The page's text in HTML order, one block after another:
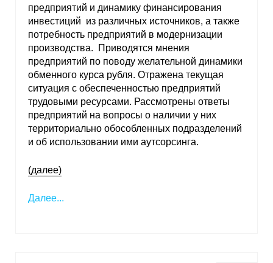
Регулярные прогнозы
Квартальный прогноз
Краткосрочный прогноз
Оценка индекса промышленного
производства
Российская Система Климатического
экономика России»
предприятий и динамику финансирования
инвестиций из различных источников, а также
потребность предприятий в модернизации
производства. Приводятся мнения
предприятий по поводу желательной динамики
обменного курса рубля. Отражена текущая
ситуация с обеспеченностью предприятий
трудовыми ресурсами. Рассмотрены ответы
предприятий на вопросы о наличии у них
территориально обособленных подразделений
и об использовании ими аутсорсинга.
(далее)
Далее...